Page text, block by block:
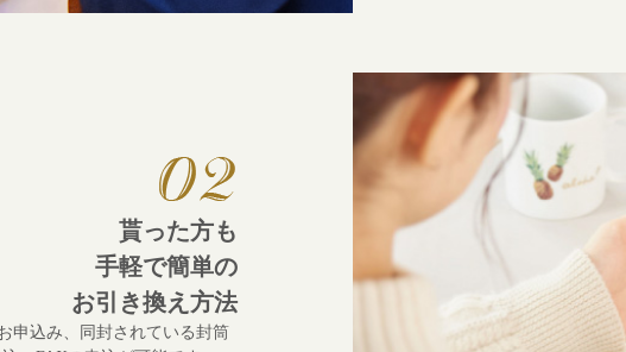
貰った方も
手軽で簡単の
お引き換え方法
申込み、同封されている封筒